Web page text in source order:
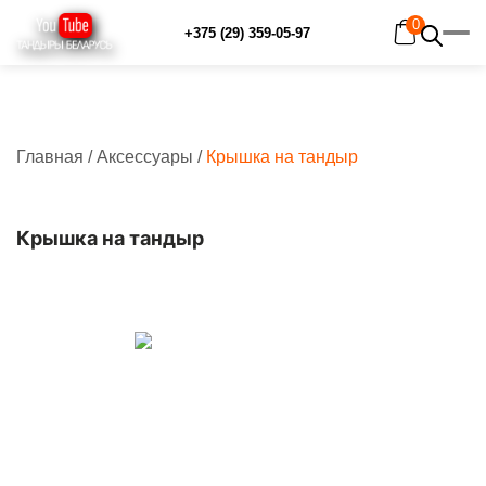
+375 (29) 359-05-97 0
Главная
Отзывы
Главная / Аксессуары /Крышка на тандыр
Крышка на тандыр